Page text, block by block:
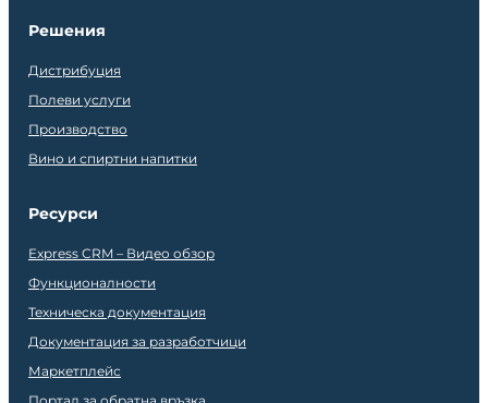
Решения
Дистрибуция
Полеви услуги
Производство
Вино и спиртни напитки
Ресурси
Express CRM – Видео обзор
Функционалности
Техническа документация
Документация за разработчици
Маркетплейс